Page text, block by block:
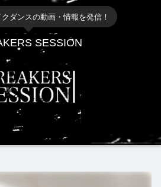
ダンスの動画・情報を発信！
SESSION